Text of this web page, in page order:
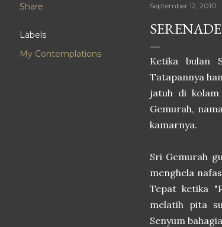
Share
Labels
My Contemplations
September 12, 2010
Ketika bulan
Tatapannya
jatuh di kolam
Gemurah,
kamarnya.
Sri Gemurah
menghela
Tepat ketika
melatih pita
Senyum